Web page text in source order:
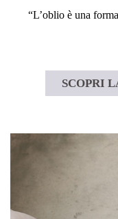
“L’oblio è una
SCOPRI